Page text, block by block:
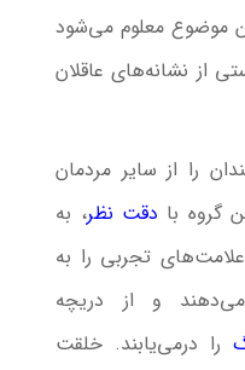
موضوع معلوم می‌شود
از نشانه‌های عاقلان
را از سایر مردمان
گروه با دقت نظر، به
تجربی را به
و از دریچه
را درمی‌یابند. خلقت